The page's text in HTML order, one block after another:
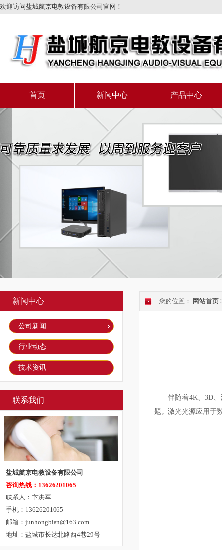
欢迎访问盐城航京电教设备有限公司官网！
首页 新闻中心 产品中心
新闻中心
公司新闻
行业动态
技术资讯
联系我们
盐城航京电教设备有限公司
咨询热线：13626201065
联系人：卞洪军
手机：13626201065
邮箱：junhongbian@163.com
地址：盐城市长达北路西4巷29号
您的位置： 网站首页
伴随着4K、3D
题。激光光源应用于